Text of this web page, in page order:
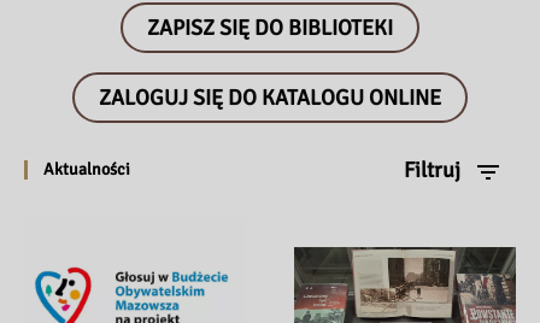
ZAPISZ SIĘ DO BIBLIOTEKI
ZALOGUJ SIĘ DO KATALOGU ONLINE
Aktualności Filtruj